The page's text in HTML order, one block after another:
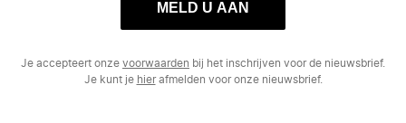
MELD U AAN
Je accepteert onze voorwaarden bij het inschrijven voor de nieuwsbrief.
Je kunt je hierafmelden voor onze nieuwsbrief.